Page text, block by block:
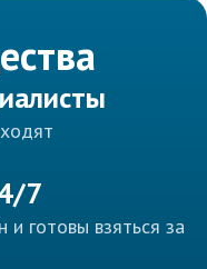
7
готовы взяться за